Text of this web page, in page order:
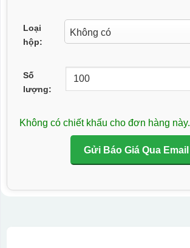
Loại
hộp:
Số
lượng:
Không có chiết khấu cho đơn hàng này.
Gửi Báo Giá Qua Email